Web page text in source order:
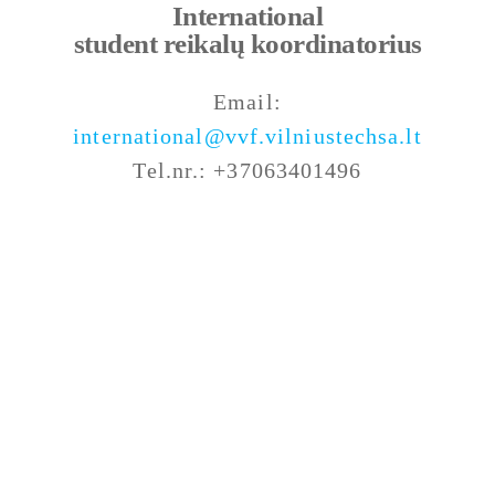
International
studentreikalų koordinatorius
Email:
international@vvf.vilniustechsa.lt
Tel.nr.: +37063401496